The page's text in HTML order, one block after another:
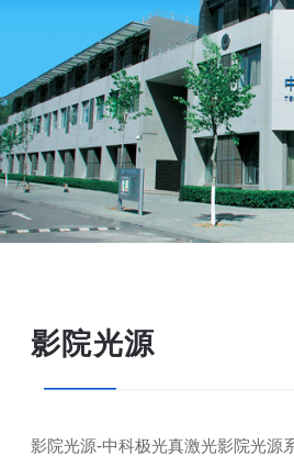
影院光源
影院光源-中科极光真激光影院光源